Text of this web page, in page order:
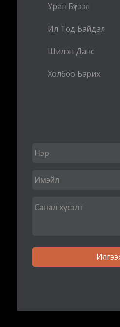
Уран Бүтээл
Ил Тод Байдал
Шилэн Данс
Холбоо Барих